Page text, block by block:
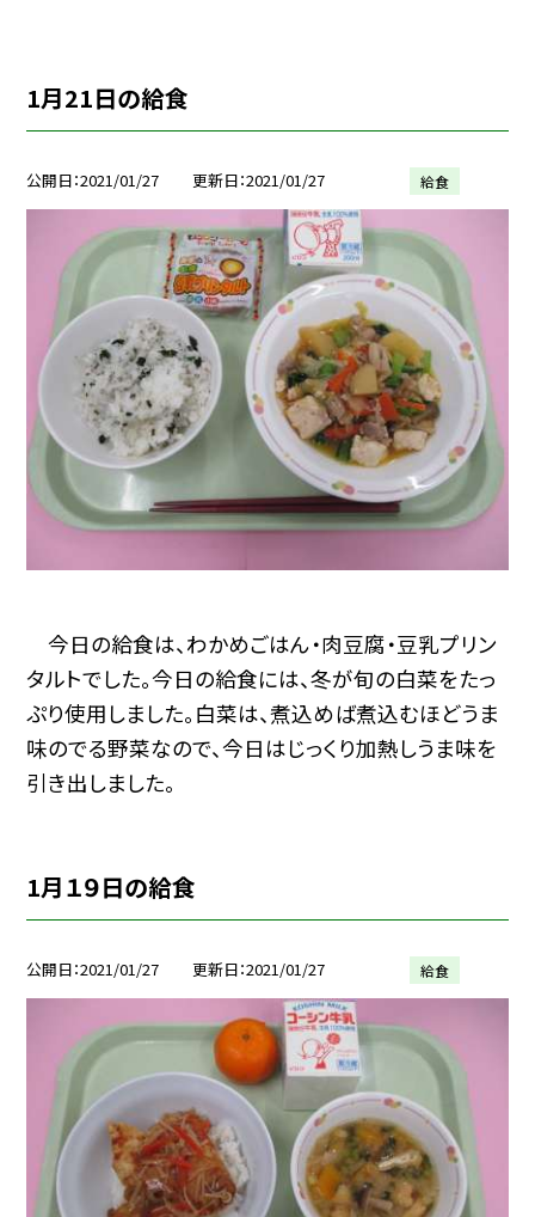
1月21日の給食
公開日 2021/01/27 更新日 2021/01/27 給食
今日の給食は、わかめごはん・肉豆腐・豆乳プリン
タルトでした。今日の給食には、冬が旬の白菜をたっ
ぷり使用しました。白菜は、煮込めば煮込むほどうま
味のでる野菜なので、今日はじっくり加熱しうま味を
引き出しました。
1月１９日の給食
公開日 2021/01/27 更新日 2021/01/27 給食